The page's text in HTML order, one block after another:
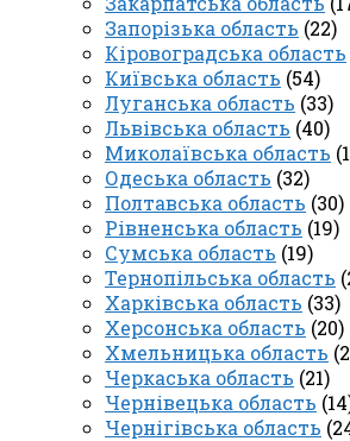
Запорізька область (22)
Кіровоградська область
Київська область (54)
Луганська область (33)
Львівська область (40)
Миколаївська область
Одеська область (32)
Полтавська область (30)
Рівненська область (19)
Сумська область (19)
Тернопільська область
Харківська область (33)
Херсонська область (20)
Хмельницька область
Черкаська область (21)
Чернівецька область
Чернігівська область